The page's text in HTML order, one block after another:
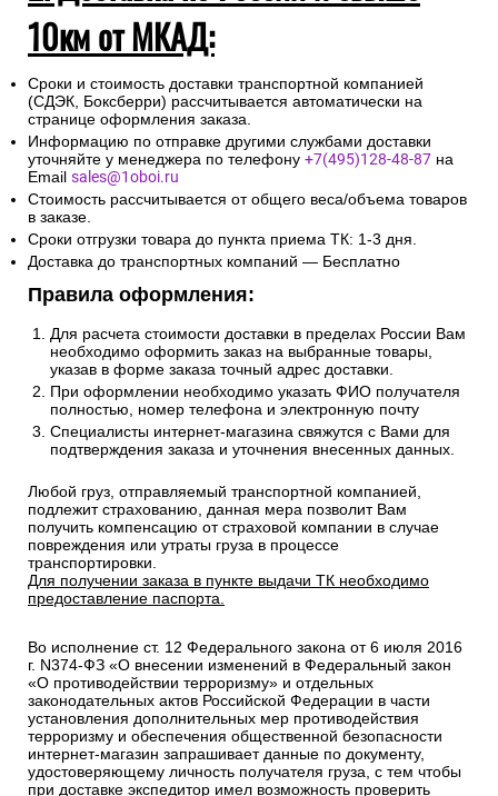
10км от МКАД:
Сроки и стоимость доставки транспортной компанией
(СДЭК, Боксберри) рассчитывается автоматически на
странице оформления заказа.
Информацию по отправке другими службами доставки
уточняйте у менеджера по телефону +7(495)128-48-87 на
Email sales@1oboi.ru
Стоимость рассчитывается от общего веса/объема товаров
в заказе.
Сроки отгрузки товара до пункта приема ТК: 1-3 дня.
Доставка до транспортных компаний — Бесплатно
Правила оформления:
Для расчета стоимости доставки в пределах России Вам
необходимо оформить заказ на выбранные товары,
указав в форме заказа точный адрес доставки.
При оформлении необходимо указать ФИО получателя
полностью, номер телефона и электронную почту
Специалисты интернет-магазина свяжутся с Вами для
подтверждения заказа и уточнения внесенных данных.
Любой груз, отправляемый транспортной компанией,
подлежит страхованию, данная мера позволит Вам
получить компенсацию от страховой компании в случае
повреждения или утраты груза в процессе
транспортировки.
Для получении заказа в пункте выдачи ТК необходимо
предоставление паспорта.
Во исполнение ст. 12 Федерального закона от 6 июля 2016
г. N374-ФЗ «О внесении изменений в Федеральный закон
«О противодействии терроризму» и отдельных
законодательных актов Российской Федерации в части
установления дополнительных мер противодействия
терроризму и обеспечения общественной безопасности
интернет-магазин запрашивает данные по документу,
удостоверяющему личность получателя груза, с тем чтобы
при доставке экспедитор имел возможность проверить